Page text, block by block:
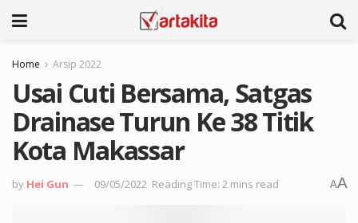
Home Arsip 2022
Usai Cuti Bersama, Satgas
Drainase Turun Ke 38 Titik
Kota Makassar
by Hei Gun 09/05/2022 Reading Time: 2 mins read AA